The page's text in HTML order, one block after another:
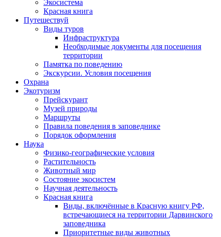
Экосистема
Красная книга
Путешествуй
Виды туров
Инфраструктура
Необходимые документы для посещения
территории
Памятка по поведению
Экскурсии. Условия посещения
Охрана
Экотуризм
Прейскурант
Музей природы
Маршруты
Правила поведения в заповеднике
Порядок оформления
Наука
Физико-географические условия
Растительность
Животный мир
Состояние экосистем
Научная деятельность
Красная книга
Виды, включённые в Красную книгу РФ,
встречающиеся на территории Дарвинского
заповедника
Приоритетные виды животных